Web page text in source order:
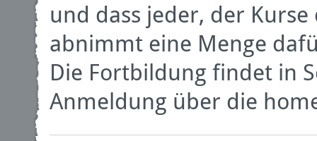
und dass jeder, der
abnimmt eine Menge
Die Fortbildung findet in
Anmeldung über die